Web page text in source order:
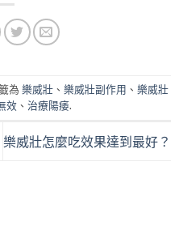
為 樂威壯 、 樂威壯副作用 、 樂威壯
效 、 治療陽痿.
樂威壯怎麼吃效果達到最好？